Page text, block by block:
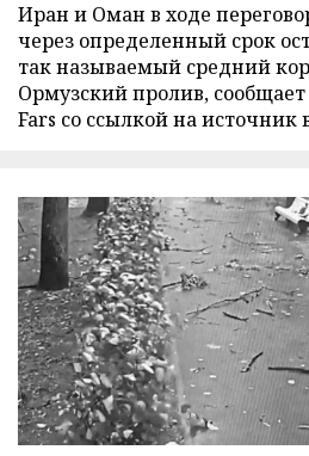
Иран и Оман в ходе
через определенный срок
так называемый средний
Ормузский пролив, сообщает
Fars со ссылкой на